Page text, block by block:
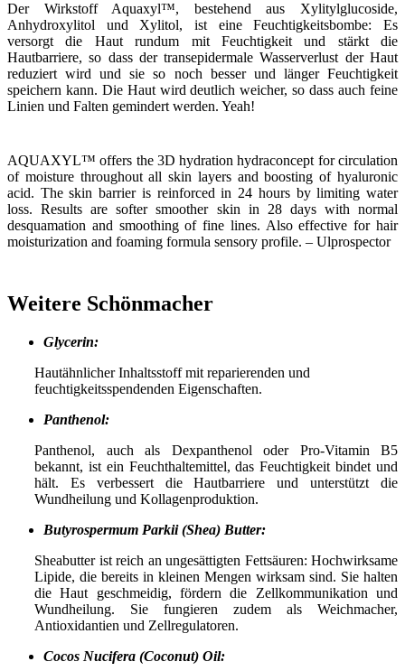
Der Wirkstoff Aquaxyl™, bestehend aus Xylitylglucoside,
Anhydroxylitol und Xylitol, ist eine Feuchtigkeitsbombe: Es
versorgt die Haut rundum mit Feuchtigkeit und stärkt die
Hautbarriere, so dass der transepidermale Wasserverlust der Haut
reduziert wird und sie so noch besser und länger Feuchtigkeit
speichern kann. Die Haut wird deutlich weicher, so dass auch feine
Linien und Falten gemindert werden. Yeah!
AQUAXYL™ offers the 3D hydration hydraconcept for circulation
of moisture throughout all skin layers and boosting of hyaluronic
acid. The skin barrier is reinforced in 24 hours by limiting water
loss. Results are softer smoother skin in 28 days with normal
desquamation and smoothing of fine lines. Also effective for hair
moisturization and foaming formula sensory profile. – Ulprospector
Weitere Schönmacher
Glycerin:
Hautähnlicher Inhaltsstoff mit reparierenden und
feuchtigkeitsspendenden Eigenschaften.
Panthenol:
Panthenol, auch als Dexpanthenol oder Pro-Vitamin B5
bekannt, ist ein Feuchthaltemittel, das Feuchtigkeit bindet und
hält. Es verbessert die Hautbarriere und unterstützt die
Wundheilung und Kollagenproduktion.
Butyrospermum Parkii (Shea) Butter:
Sheabutter ist reich an ungesättigten Fettsäuren: Hochwirksame
Lipide, die bereits in kleinen Mengen wirksam sind. Sie halten
die Haut geschmeidig, fördern die Zellkommunikation und
Wundheilung. Sie fungieren zudem als Weichmacher,
Antioxidantien und Zellregulatoren.
Cocos Nucifera (Coconut) Oil: